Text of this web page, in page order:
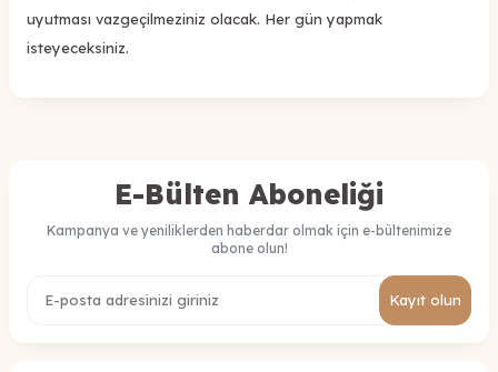
uyutması vazgeçilmeziniz olacak. Her gün yapmak
isteyeceksiniz.
E-Bülten Aboneliği
Kampanya ve yeniliklerden haberdar olmak için e-bültenimize
abone olun!
Kayıt olun